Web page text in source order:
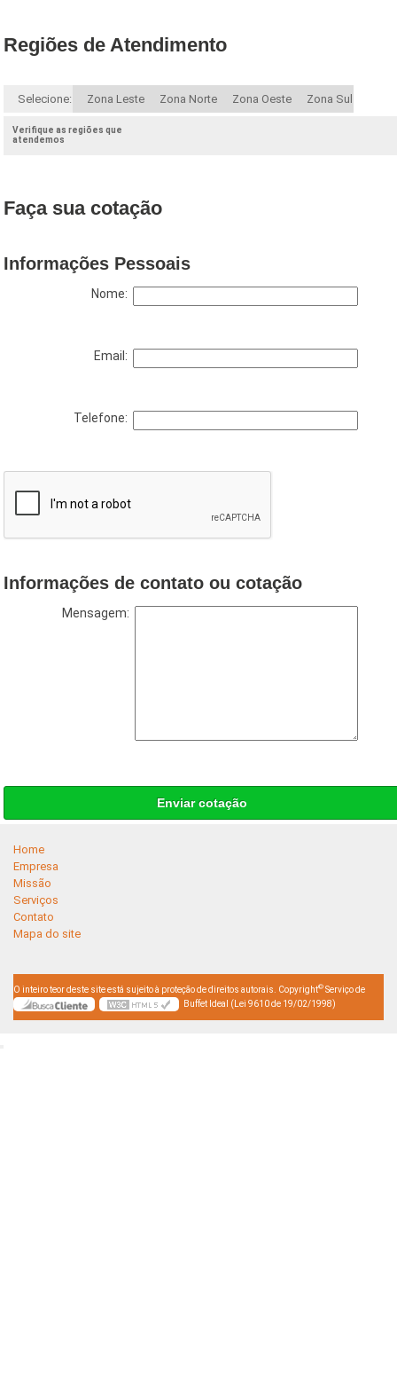
Regiões de Atendimento
Selecione: Zona Leste Zona Norte Zona Oeste Zona Sul
Verifique as regiões que
atendemos
Faça sua cotação
Informações Pessoais
Nome:
Email:
Telefone:
Informações de contato ou cotação
Mensagem:
Enviar cotação
Home
Empresa
Missão
Serviços
Contato
Mapa do site
O inteiro teor deste site está sujeito à proteção de direitos autorais. Copyright© Serviço de
Buffet Ideal (Lei 9610 de 19/02/1998)